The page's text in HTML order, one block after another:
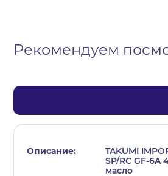
Рекомендуем
TAKUMI
SP/RC GF-6A
масло